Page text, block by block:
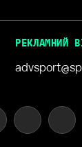
РЕКЛАМНИЙ